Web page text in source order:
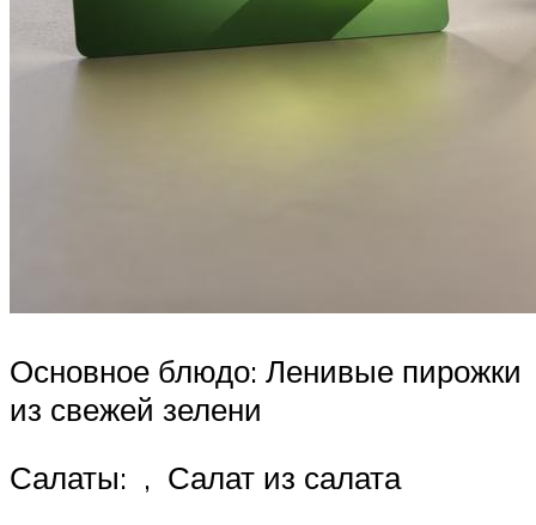
Основное блюдо: Ленивые пирожки
из свежей зелени
Салаты: , Салат из салата